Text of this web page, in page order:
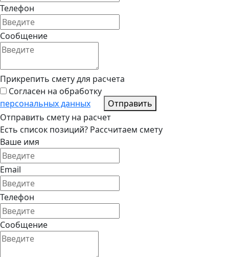
Телефон
Сообщение
Прикрепить смету для расчета
Согласен на обработку
персональных данных
Отправить
Отправить смету на расчет
Есть список позиций? Рассчитаем смету
Ваше имя
Email
Телефон
Сообщение